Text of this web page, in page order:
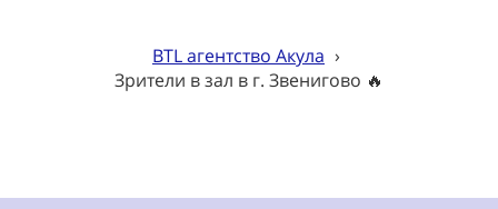
BTL агентство Акула ›
Зрители в зал в г. Звенигово 🔥